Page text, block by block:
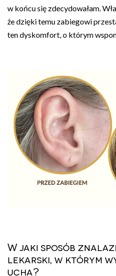
w końcu się zdecydowałam.
że dzięki temu zabiegowi
ten dyskomfort, o którym
W jaki sposób
lekarski, w którym
ucha?